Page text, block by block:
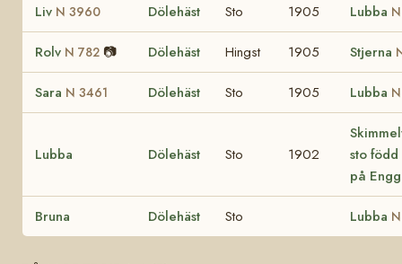
Liv N 3960 Dölehäst Sto 1905 Lubba
Rolv N 782 📷 Dölehäst Hingst 1905 Stjerna
Sara N 3461 Dölehäst Sto 1905 Lubba
Lubba Dölehäst Sto 1902
sto född
på
Bruna Dölehäst Sto Lubba